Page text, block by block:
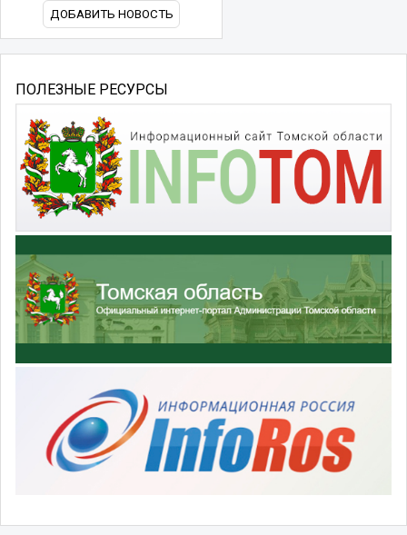
ДОБАВИТЬ НОВОСТЬ
ПОЛЕЗНЫЕ РЕСУРСЫ